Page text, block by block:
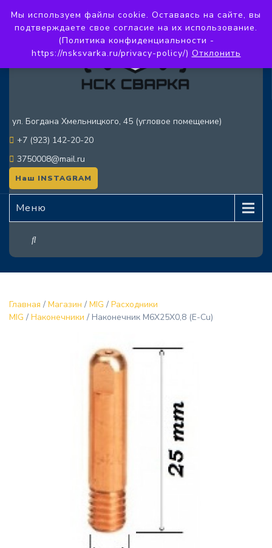
ул. Богдана Хмельницкого, 45 (угловое помещение)
+7 (923) 142-20-20
3750008@mail.ru
Наш INSTAGRAM
Меню
Главная / Магазин / MIG / Расходники
MIG / Наконечники / Наконечник M6X25X0,8 (E-Cu)
Мы используем файлы cookie. Оставаясь на сайте, вы
подтверждаете свое согласие на их использование.
(Политика конфиденциальности -
https://nsksvarka.ru/privacy-policy/) Отклонить